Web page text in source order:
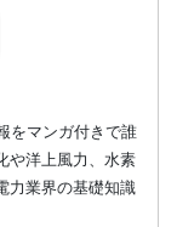
をマンガ付きで誰
や洋上風力、水素
力業界の基礎知識